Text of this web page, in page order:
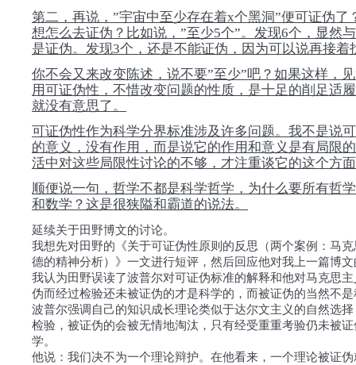
第二，再说，”宇宙中至少存在着x个黑洞”便可证伪了
想怎么去证伪？比如说，”至少5个”。发现6个，显然
是证伪。发现3个，还是不能证伪，因为可以说再接着
你不会又来改变陈述，说不要”至少”吧？如果这样，
用可证伪性，不惜改变问题的性质，是十足的削足适
就没有意思了。
可证伪性作为科学分界标准涉及许多问题。我不是说
的意义，没有作用，而是说它的作用和意义是有局限
活中对这些局限性讨论的不够，才注重谈它的这个方
顺便说一句，哲学不都是科学哲学，为什么要所有哲
和数学？这是很狭隘和霸道的说法。
延续关于田野博文的讨论。
我想先对田野的《关于可证伪性原则的反思（两个案例：马
德的精神分析）》一文进行短评，然后回应他对我上一篇博
我认为田野误读了波普尔对可证伪标准的解释和他对马克思
伪而经过检验还未被证伪的才是科学的，而被证伪的当然不
波普尔强调自己的知识成长理论类似于达尔文主义的自然选
检验，被证伪的会被无情地淘汰，只有经受重重考验仍未被
学。
他说：我们决不为一个理论辩护。在他看来，一个理论被证